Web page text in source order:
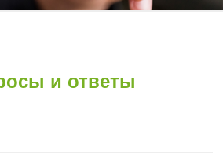
и ответы